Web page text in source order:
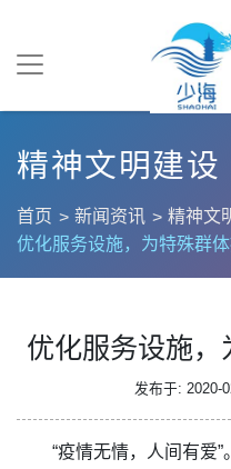
精神文明建设
首页 新闻资讯
精神文
优化服务设施，为特殊群
优化服务设施
发布于: 2020-
“疫情无情，人间有爱